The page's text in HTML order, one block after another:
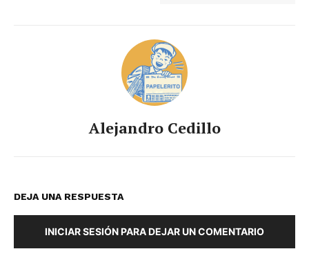
Alejandro Cedillo
DEJA UNA RESPUESTA
INICIAR SESIÓN PARA DEJAR UN COMENTARIO